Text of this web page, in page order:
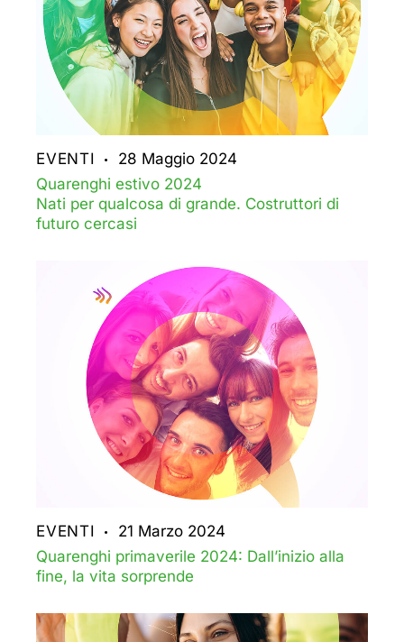
EVENTI
28 Maggio 2024
Quarenghi estivo 2024
Nati per qualcosa di grande. Costruttori di
futuro cercasi
EVENTI
21 Marzo 2024
Quarenghi primaverile 2024: Dall’inizio alla
fine, la vita sorprende